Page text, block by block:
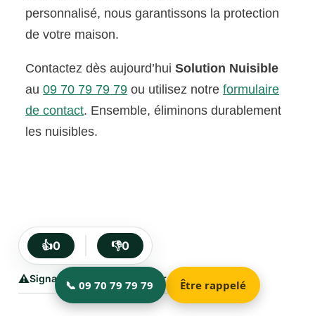
personnalisé, nous garantissons la protection
de votre maison.
Contactez dès aujourd’huiSolution Nuisible
au09 70 79 79 79 ou utilisez notreformulaire
de contact. Ensemble, éliminons durablement
les nuisibles.
👍0 👎0
⚠️Signaler un bug ou suggérer une amélioration